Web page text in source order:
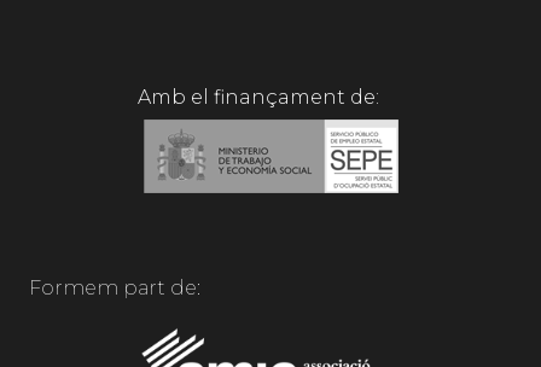
Amb el finançament de:
Formem part de: